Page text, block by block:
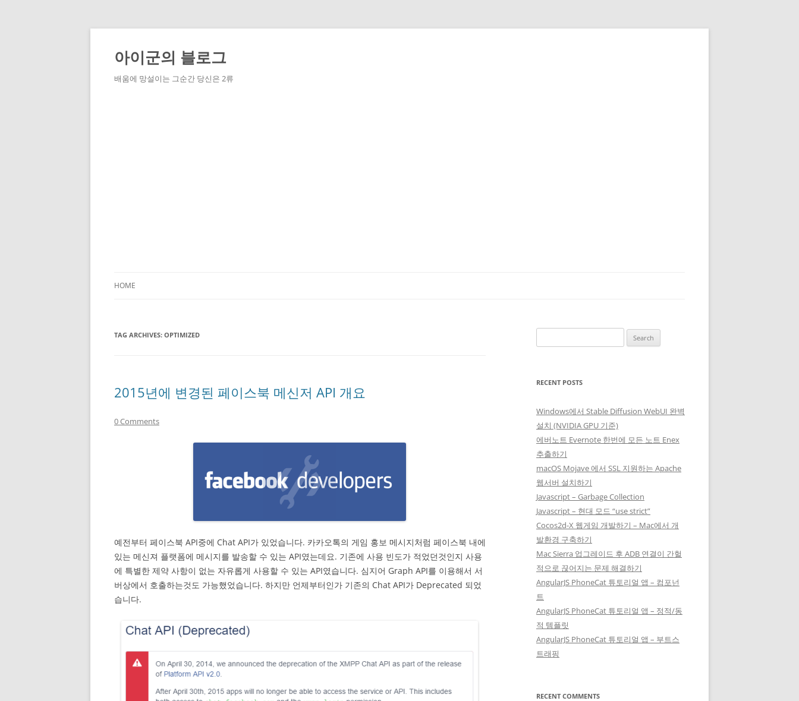
Skip
content
아이군의 블로그
배움에 망설이는 그순간 당신은 2류
HOME
TAG ARCHIVES: OPTIMIZED
2015년에 변경된 페이스북 메신저 API 개요
0 Comments
예전부터 페이스북 API중에 Chat API가 있었습니다. 카카오톡의 게임 홍보 메시지처럼 페이스북 내에
있는 메신져 플랫폼에 메시지를 발송할 수 있는 API였는데요. 기존에 사용 빈도가 적었던것인지 사용
에 특별한 제약 사항이 없는 자유롭게 사용할 수 있는 API였습니다. 심지어 Graph API를 이용해서 서
버상에서 호출하는것도 가능했었습니다. 하지만 언제부터인가 기존의 Chat API가 Deprecated 되었
습니다.
for:
RECENT POSTS
Windows에서 Stable Diffusion WebUI 완벽
설치 (NVIDIA GPU 기준)
에버노트 Evernote 한번에 모든 노트 Enex
추출하기
macOS Mojave 에서 SSL 지원하는 Apache
웹서버 설치하기
Javascript – Garbage Collection
Javascript – 현대 모드 “use strict”
Cocos2d-X 웹게임 개발하기 – Mac에서 개
발환경 구축하기
Mac Sierra 업그레이드 후 ADB 연결이 간헐
적으로 끊어지는 문제 해결하기
AngularJS PhoneCat 튜토리얼 앱 – 컴포넌
트
AngularJS PhoneCat 튜토리얼 앱 – 정적/동
적 템플릿
AngularJS PhoneCat 튜토리얼 앱 – 부트스
트래핑
RECENT COMMENTS